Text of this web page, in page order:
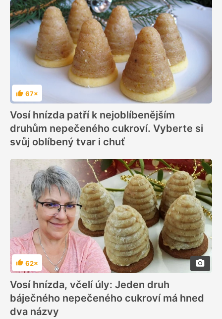
Hodnocení
67×
Vosí hnízda patří k nejoblíbenějším
druhům nepečeného cukroví. Vyberte si
svůj oblíbený tvar i chuť
Hodnocení
62×
Vosí hnízda, včelí úly: Jeden druh
báječného nepečeného cukroví má hned
dva názvy